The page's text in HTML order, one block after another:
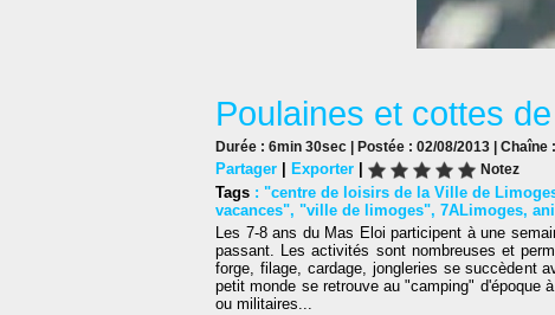
Poulaines et cottes
Durée : 6min 30sec | Postée : 02/08/2013 | Chaîne :
Partager | Exporter | Notez
Tags : "centre de loisirs de la Ville de
vacances", "ville de limoges", 7ALimoges,
Les 7-8 ans du Mas Eloi participent à une
passant. Les activités sont nombreuses et
forge, filage, cardage, jongleries se succèdent
petit monde se retrouve au "camping" d'époque
ou militaires...